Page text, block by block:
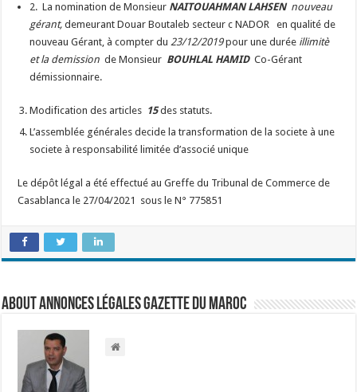
2. La nomination de Monsieur NAITOUAHMAN LAHSEN nouveau
gérant, demeurant Douar Boutaleb secteur c NADOR
en qualité de
nouveau Gérant, à compter du23/12/2019pour une durée illimitè
et la demission de Monsieur BOUHLAL HAMIDCo-Gérant
démissionnaire.
Modification des articles 15des statuts.
L’assemblée générales decide la transformation de la societe à une
societe à responsabilité limitée d’associé unique
Le dépôt légal a été effectué auGreffe du Tribunal de Commerce de
Casablanca le 27/04/2021 sous le N° 775851
About Annonces légales Gazette du Maroc